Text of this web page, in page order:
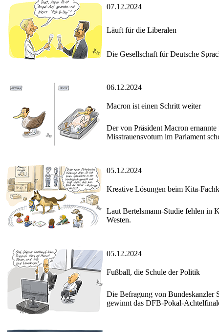
07.12.2024
Läuft für die Liberalen
Die Gesellschaft für Deutsche
06.12.2024
Macron ist einen Schritt weiter
Der von Präsident Macron
Misstrauensvotum im Parlament
05.12.2024
Kreative Lösungen beim Kita-
Laut Bertelsmann-Studie fehlen in
Westen.
05.12.2024
Fußball, die Schule der Politik
Die Befragung von Bundeskanzler
gewinnt das DFB-Pokal-